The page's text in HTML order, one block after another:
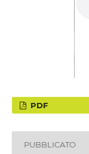
PDF
PUBBLICATO